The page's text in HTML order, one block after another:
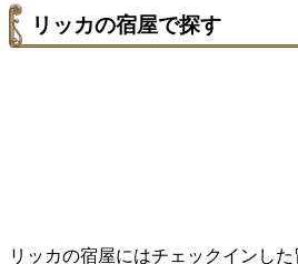
リッカの宿屋で探す
リッカの宿屋にはチェックインした